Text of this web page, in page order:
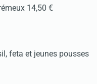
14,50 €
feta et jeunes pousses